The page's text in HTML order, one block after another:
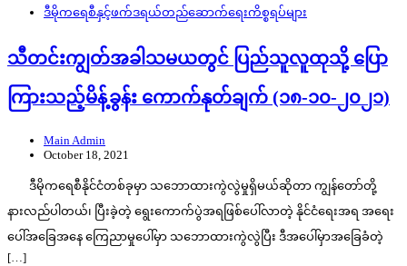
ဒီမိုကရေစီနှင့်ဖက်ဒရယ်တည်ဆောက်‌ရေးကိစ္စရပ်များ
သီတင်းကျွတ်အခါသမယတွင် ပြည်သူလူထုသို့ ပြော
ကြားသည့်မိန့်ခွန်း ကောက်နုတ်ချက် (၁၈-၁၀-၂၀၂၁)
Main Admin
October 18, 2021
ဒီမိုကရေစီနိုင်ငံတစ်ခုမှာ သဘောထားကွဲလွဲမှုရှိမယ်ဆိုတာ ကျွန်တော်တို့
နားလည်ပါတယ်၊ ပြီးခဲ့တဲ့ ရွေးကောက်ပွဲအရဖြစ်ပေါ်လာတဲ့ နိုင်ငံရေးအရ အရေး
ပေါ်အခြေအနေ ကြေညာမှုပေါ်မှာ သဘောထားကွဲလွဲပြီး ဒီအပေါ်မှာအခြေခံတဲ့
[…]